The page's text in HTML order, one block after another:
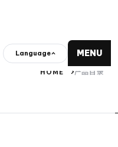
Language MENU
HOME 产品目录